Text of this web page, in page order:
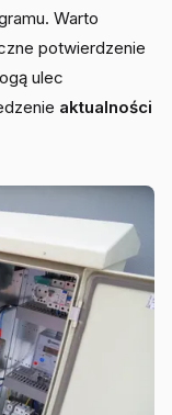
Warto
potwierdzenie
ulec
aktualności